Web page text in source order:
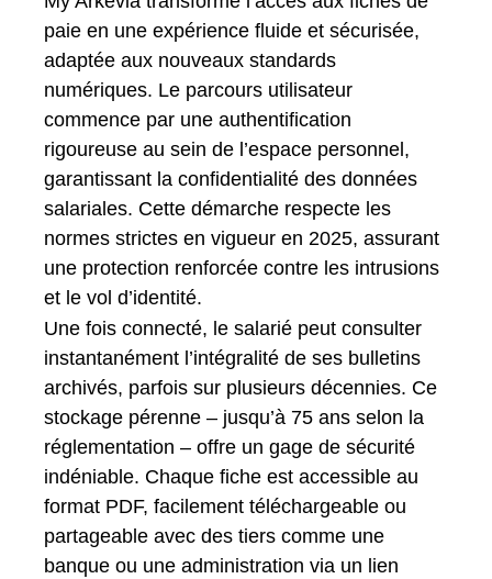
paie en une expérience fluide et sécurisée,
adaptée aux nouveaux standards
numériques. Le parcours utilisateur
commence par une authentification
rigoureuse au sein de l’espace personnel,
garantissant la confidentialité des données
salariales. Cette démarche respecte les
normes strictes en vigueur en 2025, assurant
une protection renforcée contre les intrusions
et le vol d’identité.
Une fois connecté, le salarié peut consulter
instantanément l’intégralité de ses bulletins
archivés, parfois sur plusieurs décennies. Ce
stockage pérenne – jusqu’à 75 ans selon la
réglementation – offre un gage de sécurité
indéniable. Chaque fiche est accessible au
format PDF, facilement téléchargeable ou
partageable avec des tiers comme une
banque ou une administration via un lien